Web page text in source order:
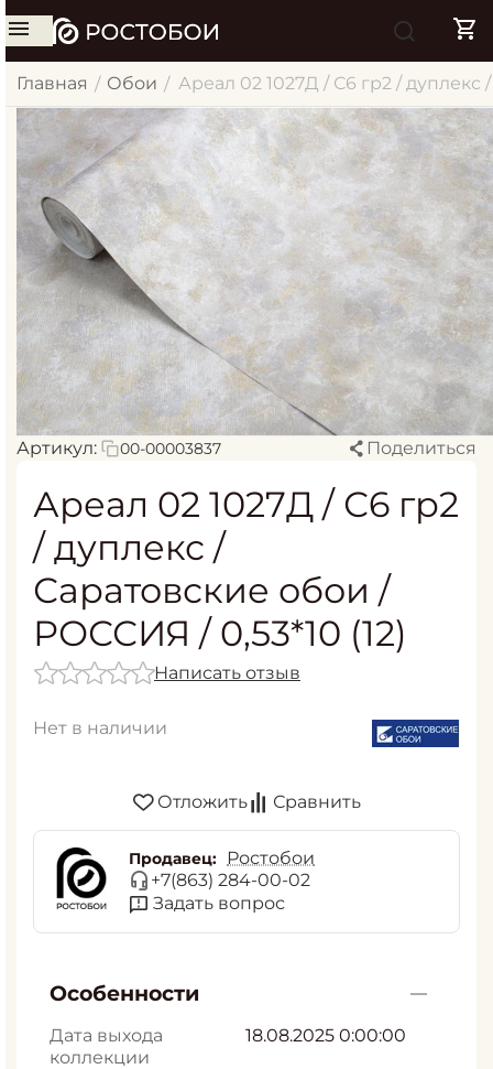
Главная / Обои / Ареал 02 1027Д / С6 гр2 / дуплекс
Артикул: 00-00003837 Поделиться
Ареал 02 1027Д / С6 гр2
/ дуплекс /
Саратовские обои /
РОССИЯ / 0,53*10 (12)
Написать отзыв
Нет в наличии
Отложить Сравнить
Продавец:
Ростобои
+7(863) 284-00-02
Задать вопрос
Особенности
Дата выхода
коллекции
18.08.2025 0:00:00